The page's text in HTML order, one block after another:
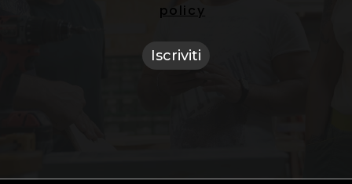
policy